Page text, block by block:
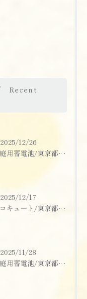
Recent
2025/12/26
家庭用蓄電池/東京都/葛飾区/ご購入ありがとうございます！
2025/12/17
エコキュート/東京都/東大和市/ご購入ありがとうございます！
2025/11/28
家庭用蓄電池/東京都/東大和市/ご購入ありがとうございます！